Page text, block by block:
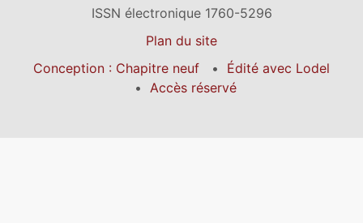
ISSN électronique 1760-5296
Plan du site
Conception : Chapitre neuf
Édité avec Lodel
Accès réservé